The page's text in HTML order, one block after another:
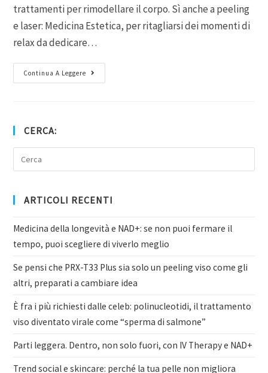
trattamenti per rimodellare il corpo. Sì anche a peeling
e laser: Medicina Estetica, per ritagliarsi dei momenti di
relax da dedicare…
Continua A Leggere
CERCA:
ARTICOLI RECENTI
Medicina della longevità e NAD+: se non puoi fermare il
tempo, puoi scegliere di viverlo meglio
Se pensi che PRX-T33 Plus sia solo un peeling viso come gli
altri, preparati a cambiare idea
È fra i più richiesti dalle celeb: polinucleotidi, il trattamento
viso diventato virale come “sperma di salmone”
Parti leggera. Dentro, non solo fuori, con IV Therapy e NAD+
Trend social e skincare: perché la tua pelle non migliora